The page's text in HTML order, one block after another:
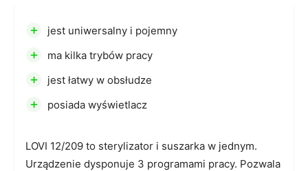
LOVI 12/209 to sterylizator i suszarka w jednym.
Urządzenie dysponuje 3 programami pracy. Pozwala
+ jest uniwersalny i pojemny
+ ma kilka trybów pracy
+ jest łatwy w obsłudze
+ posiada wyświetlacz